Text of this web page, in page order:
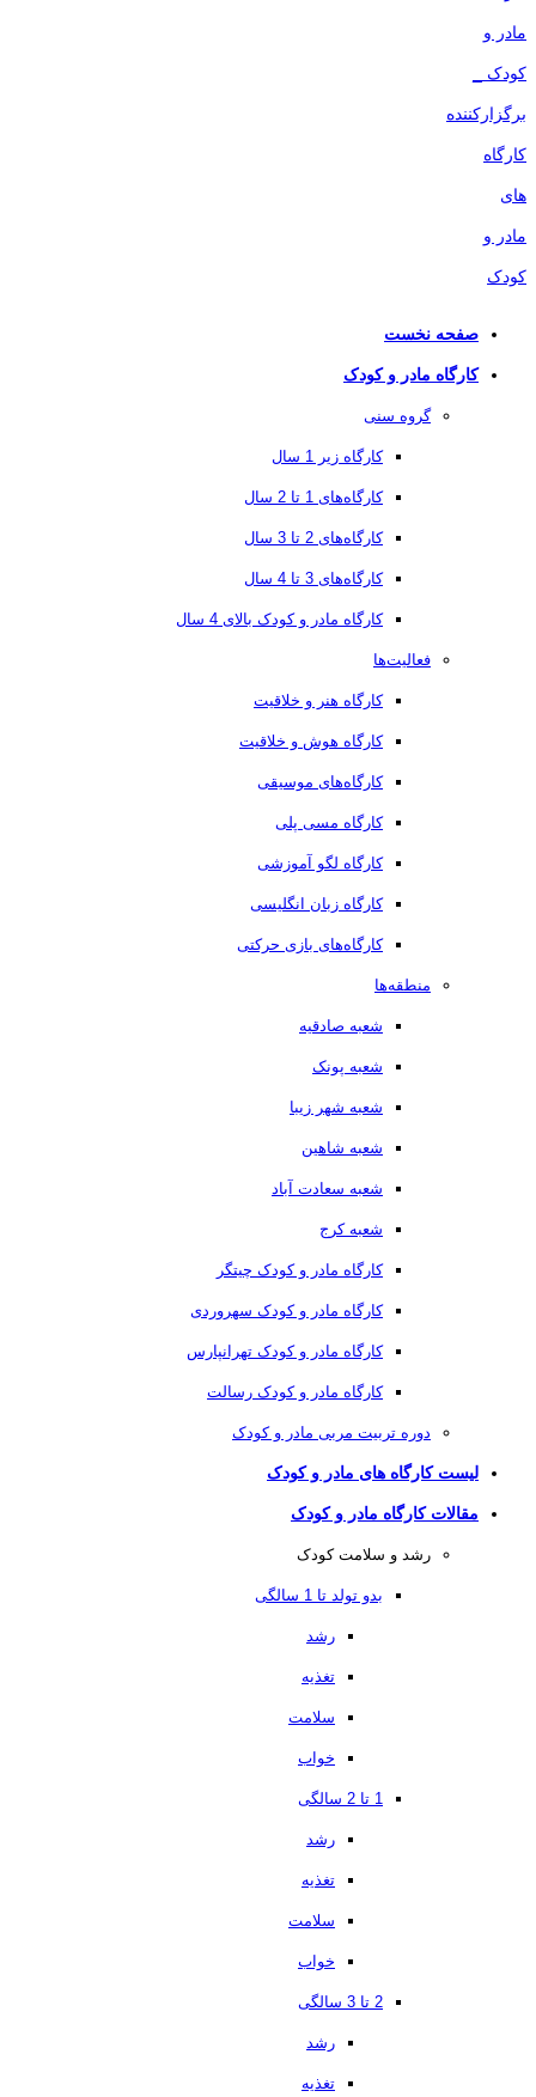
صفحه نخست
کارگاه مادر و کودک
گروه سنی
کارگاه زیر 1 سال
کارگاه‌های 1 تا 2 سال
کارگاه‌های 2 تا 3 سال
کارگاه‌های 3 تا 4 سال
کارگاه مادر و کودک بالای 4 سال
فعالیت‌ها
کارگاه هنر و خلاقیت
کارگاه هوش و خلاقیت
کارگاه‌های موسیقی
کارگاه مسی پلی
کارگاه لگو آموزشی
کارگاه زبان انگلیسی
کارگاه‌های بازی حرکتی
منطقه‌ها
شعبه صادقیه
شعبه پونک
شعبه شهر زیبا
شعبه شاهین
شعبه سعادت آباد
شعبه کرج
کارگاه مادر و کودک چیتگر
کارگاه مادر و کودک سهروردی
کارگاه مادر و کودک تهرانپارس
کارگاه مادر و کودک رسالت
دوره تربیت مربی مادر و کودک
لیست کارگاه های مادر و کودک
مقالات کارگاه مادر و کودک
رشد و سلامت کودک
بدو تولد تا 1 سالگی
رشد
تغذیه
سلامت
خواب
1 تا 2 سالگی
رشد
تغذیه
سلامت
خواب
2 تا 3 سالگی
رشد
تغذیه